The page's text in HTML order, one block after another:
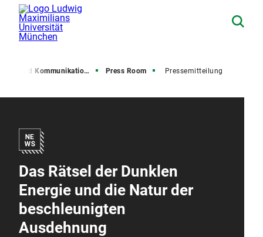
und Kommunikation (PuK) Press Room Pressemitteilung
Das Rätsel der Dunklen
Energie und die Natur der
beschleunigten
Ausdehnung